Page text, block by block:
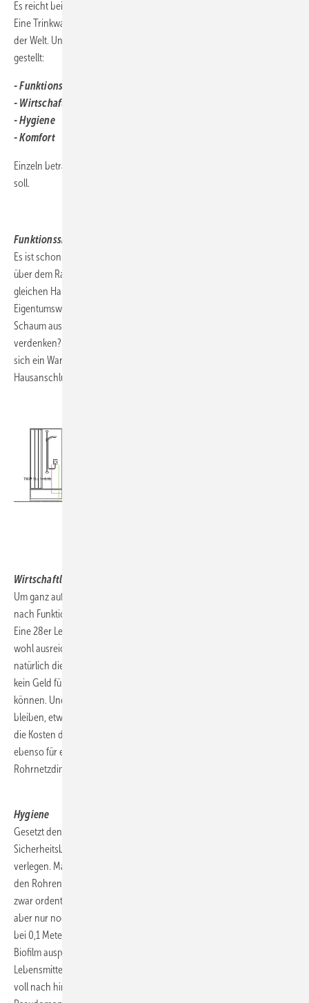
Es reicht bei weitem nicht aus, wenn „Wasser aus der Wand“ kommt.
Eine Trinkwasserleitung ist quasi die längste Lebensmittelverpackung
der Welt. Und als solche werden an diese folgende Anforderungen
gestellt:
- Funktionssicherheit
- Wirtschaftlichkeit
- Hygiene
- Komfort
Einzeln betrachtet wird klar, was mit diesen Kriterien erreicht werden
soll.
Funktionssicherheit
Es ist schon ein Unterschied ob eine Dusche im Erdgeschoss direkt
über dem Raum mit dem Hauswasseranschluss genutzt wird oder im
gleichen Haus im dritten Obergeschoss. In beiden
Eigentumswohnungen möchte der Wohnungsinhaber natürlich den
Schaum aus den Haaren duschen können. Wer möchte es ihm
verdenken? An diesem kleinen Beispiel wird aber schon deutlich, dass
sich ein Warmduscher immer die untere Wohnung über dem
Hausanschluss unter den Nagel reißen will.
Wirtschaftlichkeit
Um ganz auf Nummer sicher zu gehen könnte man - dem Wunsch
nach Funktionssicherheit gehorchend - einfach dicke Rohre verlegen.
Eine 28er Leitung vom Hausanschluss bis zur Dusche dürfte doch
wohl ausreichen, oder? Nur: Wer zahlt das Rohr, die Fittings und
natürlich die Dämmung? Selbst den gut betuchten Kunden wird man
kein Geld für überdimensionierte Leitungen aus der Tasche ziehen
können. Und selber möchte man ja auch nicht auf den Kosten sitzen
bleiben, etwa nach dem Motto: Hauptsache der Kunde ist zufrieden
die Kosten dafür übernimmt die Firma. Das nächste Stichwort sorgt
ebenso für eine Verhinderung des Wildwuchses bei
Rohrnetzdimensionen.
Hygiene
Gesetzt den Fall man würde aus einem übertriebenen
Sicherheitsbedürfnis heraus nur 28er Rohr in einem Vierfamilienhaus
verlegen. Man würde nur noch sehr geringe Fließgeschwindigkeiten in
den Rohren erreichen. Das Handwaschbecken im Gäste–WC würde
zwar ordentlich versorgt, aber die Leitung dorthin würde vom Wasser
aber nur noch durchschlichen. Die Geschwindigkeit läge rechnerisch
bei 0,1 Meter pro Sekunde. In der Folge würde sich ein unerwünschter
Biofilm ausprägen. Ein Hinweis auf „BIO“ kann auf unseren
Lebensmitteln erwünscht sein, geht jedoch in einem Trinkwasserrohr
voll nach hinten los. Kleinstlebewesen wie Legionellen und